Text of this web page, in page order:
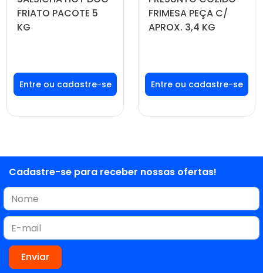
FRIATO PACOTE 5
KG
Faça seu login ou
cadastre-se para
ver preços e
FRIMESA PEÇA C/
APROX. 3,4 KG
Faça seu login ou
cadastre-se para
ver preços e
Cadastre-se para receber nossas ofertas!